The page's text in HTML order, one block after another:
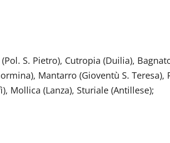
S. Pietro), Cutropia (Duilia),
Mantarro (Gioventù S. Teresa),
Mollica (Lanza), Sturiale (Antillese);